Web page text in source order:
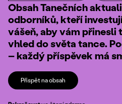
Obsah Tanečních
odborníků, kteří
vášeň, aby vám přinesli
vhled do světa tance.
– každý příspěvek má
Přispět na obsah